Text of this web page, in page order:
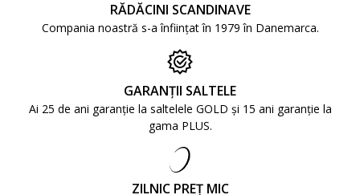
RĂDĂCINI SCANDINAVE
Compania noastră s-a înființat în 1979 în Danemarca.
GARANȚII SALTELE
Ai 25 de ani garanție la saltelele GOLD și 15 ani garanție la
gama PLUS.
ZILNIC PREȚ MIC